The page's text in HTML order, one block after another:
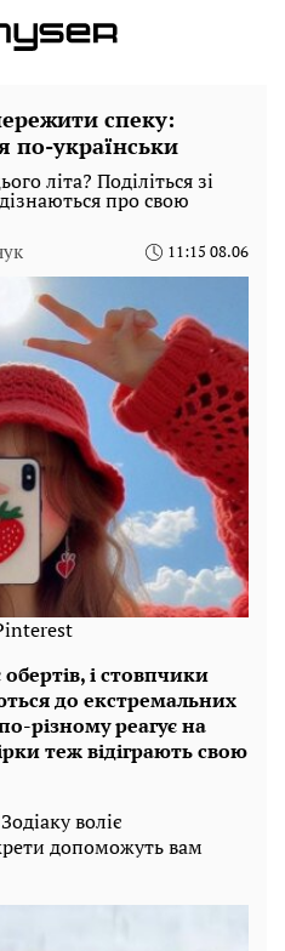
спеку:
по-українськи
літа? Поділіться зі
про свою
11:15 08.06
і стовпчики
до екстремальних
різному реагує на
теж відіграють свою
воліє
допоможуть вам